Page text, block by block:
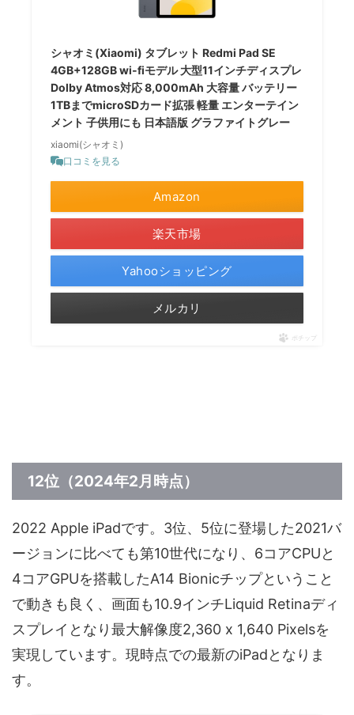
シャオミ(Xiaomi) タブレット Redmi Pad SE
4GB+128GB wi-fiモデル 大型11インチディスプレ
Dolby Atmos対応 8,000mAh 大容量 バッテリー
1TBまでmicroSDカード拡張 軽量 エンターテイン
メント 子供用にも 日本語版 グラファイトグレー
xiaomi(シャオミ)
口コミを見る
Amazon
楽天市場
Yahooショッピング
メルカリ
ポチップ
12位（2024年2月時点）
2022 Apple iPadです。3位、5位に登場した2021バ
ージョンに比べても第10世代になり、6コアCPUと
4コアGPUを搭載したA14 Bionicチップということ
で動きも良く、画面も10.9インチLiquid Retinaディ
スプレイとなり最大解像度2,360 x 1,640 Pixelsを
実現しています。現時点での最新のiPadとなりま
す。